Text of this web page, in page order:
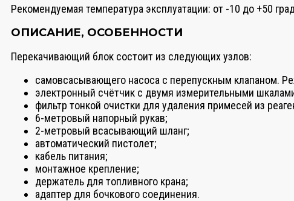
Рекомендуемая температура эксплуатации: от -10 до +50
ОПИСАНИЕ, ОСОБЕННОСТИ
Перекачивающий блок состоит из следующих узлов:
самовсасывающего насоса с перепускным клапаном.
электронный счётчик с двумя измерительными
фильтр тонкой очистки для удаления примесей из
6-метровый напорный рукав;
2-метровый всасывающий шланг;
автоматический пистолет;
кабель питания;
монтажное крепление;
держатель для топливного крана;
адаптер для бочкового соединения.